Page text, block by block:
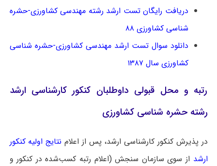
دریافت رایگان تست ارشد رشته مهندسی کشاورزی-حشره
شناسی کشاورزی ۸۸
دانلود سوال تست ارشد مهندسی کشاورزی-حشره شناسی
کشاورزی سال ۱۳۸۷
رتبه و محل قبولی داوطلبان کنکور کارشناسی ارشد
رشته حشره شناسی کشاورزی
در پذیرش کنکور کارشناسی ارشد، پس از اعلام نتایج اولیه کنکور
ارشد از سوی سازمان سنجش (اعلام رتبه کسب‌شده در کنکور و